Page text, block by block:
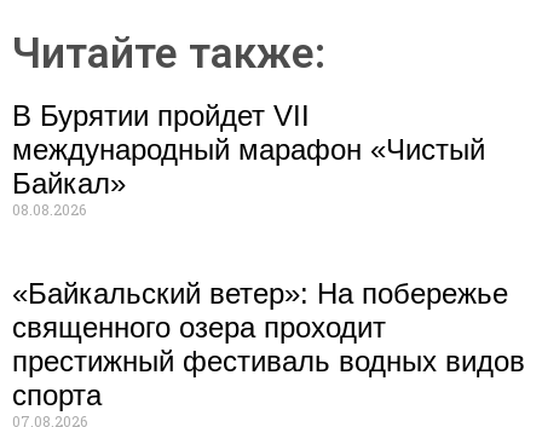
Читайте также:
В Бурятии пройдет VII
международный марафон «Чистый
Байкал»
08.08.2026
«Байкальский ветер»: На побережье
священного озера проходит
престижный фестиваль водных видов
спорта
07.08.2026